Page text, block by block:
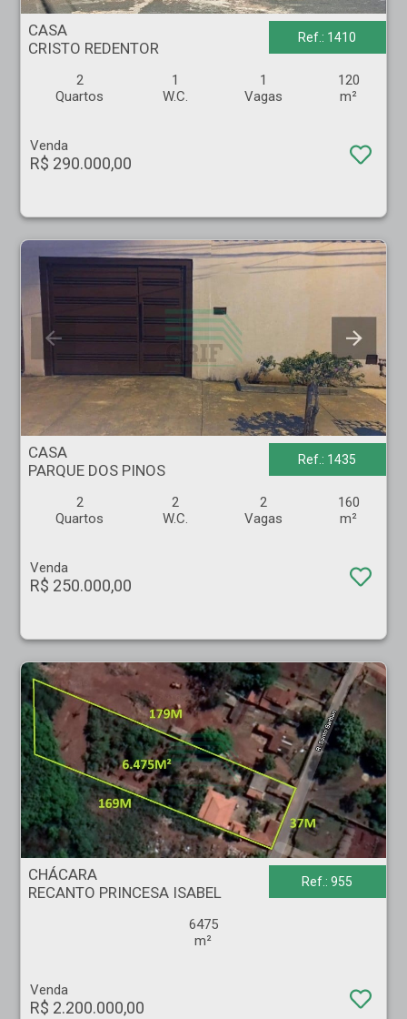
CASA - CRISTO REDENTOR - Ribeirão Preto
CASA
CRISTO REDENTOR
Ref.: 1410
2
Quartos
1
W.C.
1
Vagas
120
m²
Venda
R$ 290.000,00
CASA - PARQUE DOS PINOS - Ribeirão Preto
CASA
PARQUE DOS PINOS
Ref.: 1435
2
Quartos
2
W.C.
2
Vagas
160
m²
Venda
R$ 250.000,00
CHÁCARA - RECANTO PRINCESA ISABEL - Ribeirão Preto
CHÁCARA
RECANTO PRINCESA ISABEL
Ref.: 955
6475
m²
Venda
R$ 2.200.000,00